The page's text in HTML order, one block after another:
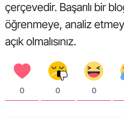
çerçevedir. Başarılı bir
öğrenmeye, analiz
açık olmalısınız.
0 0 0